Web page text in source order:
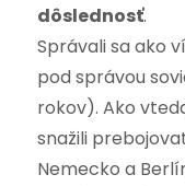
dôslednosť.
Správali sa ako
pod správou
rokov). Ako
snažili
Nemecko a